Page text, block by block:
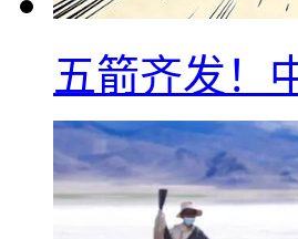
五箭齐发！